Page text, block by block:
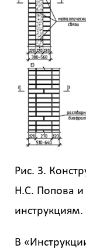
Рис. 3.
Н.С. Попова
инструкциям.
В